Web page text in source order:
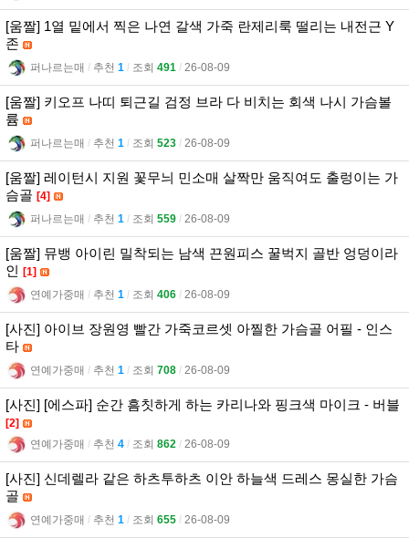
[움짤] 1열 밑에서 찍은 나연 갈색 가죽 란제리룩 떨리는 내전근 Y
존
퍼나르는매 l 추천 1 l 조회 491 l 26-08-09
[움짤] 키오프 나띠 퇴근길 검정 브라 다 비치는 회색 나시 가슴볼
륨
퍼나르는매 l 추천 1 l 조회 523 l 26-08-09
[움짤] 레이턴시 지원 꽃무늬 민소매 살짝만 움직여도 출렁이는 가
슴골 [4]
퍼나르는매 l 추천 1 l 조회 559 l 26-08-09
[움짤] 뮤뱅 아이린 밀착되는 남색 끈원피스 꿀벅지 골반 엉덩이라
인 [1]
연예가중매 l 추천 1 l 조회 406 l 26-08-09
[사진] 아이브 장원영 빨간 가죽코르셋 아찔한 가슴골 어필 - 인스
타
연예가중매 l 추천 1 l 조회 708 l 26-08-09
[사진] [에스파] 순간 흠칫하게 하는 카리나와 핑크색 마이크 - 버블
[2]
연예가중매 l 추천 4 l 조회 862 l 26-08-09
[사진] 신데렐라 같은 하츠투하츠 이안 하늘색 드레스 몽실한 가슴
골
연예가중매 l 추천 1 l 조회 655 l 26-08-09